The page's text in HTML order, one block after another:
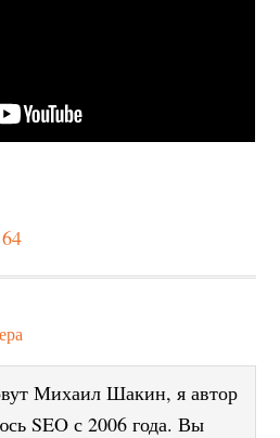
Михаил Шакин, я автор
SEO с 2006 года. Вы